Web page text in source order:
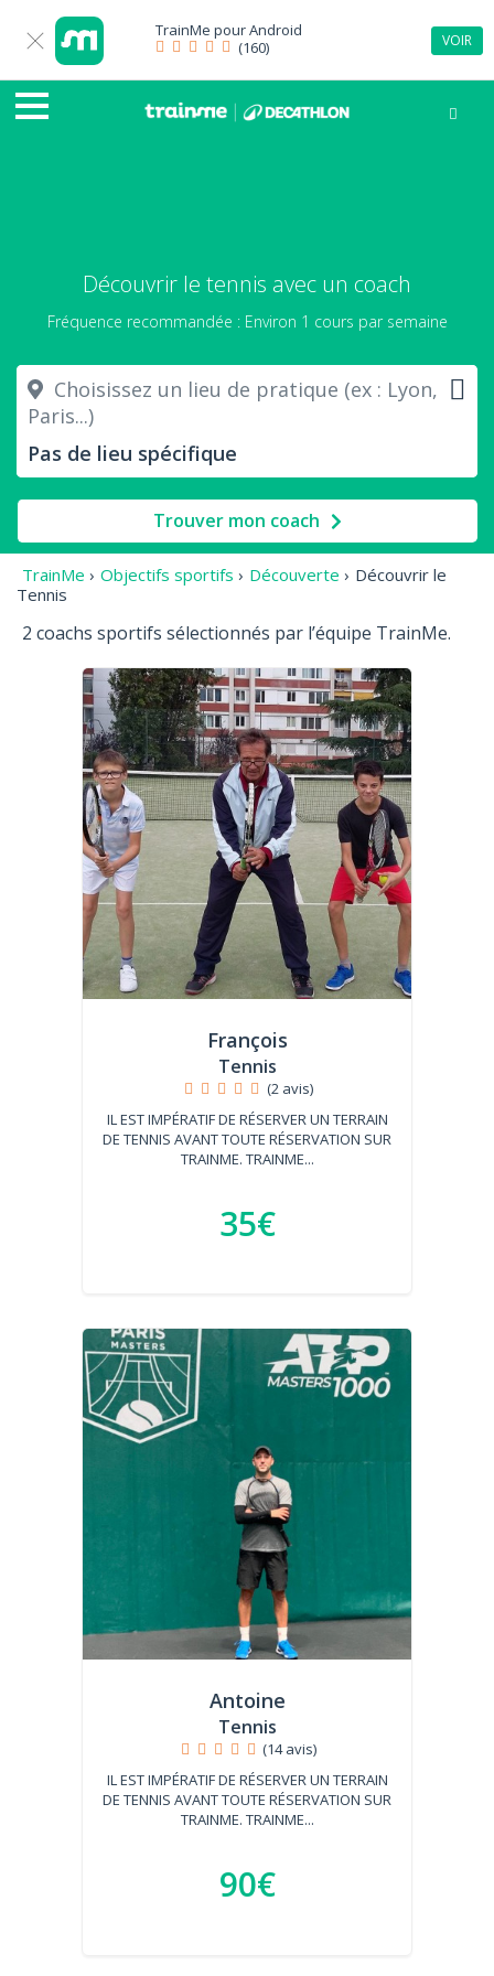
TrainMe pourAndroid
(160)
VOIR
Découvrir le tennis avec un coach
Fréquence recommandée : Environ 1 cours par semaine
Choisissez un lieu de pratique (ex : Lyon,
Paris...)
Trouver mon coach
TrainMe › Objectifs sportifs › Découverte › Découvrir le
Tennis
2 coachs sportifs sélectionnés par l’équipe TrainMe.
François
Tennis
(2 avis)
IL EST IMPÉRATIF DE RÉSERVER UN TERRAIN
DE TENNIS AVANT TOUTE RÉSERVATION SUR
TRAINME. TRAINME...
35€
Antoine
Tennis
(14 avis)
IL EST IMPÉRATIF DE RÉSERVER UN TERRAIN
DE TENNIS AVANT TOUTE RÉSERVATION SUR
TRAINME. TRAINME...
90€